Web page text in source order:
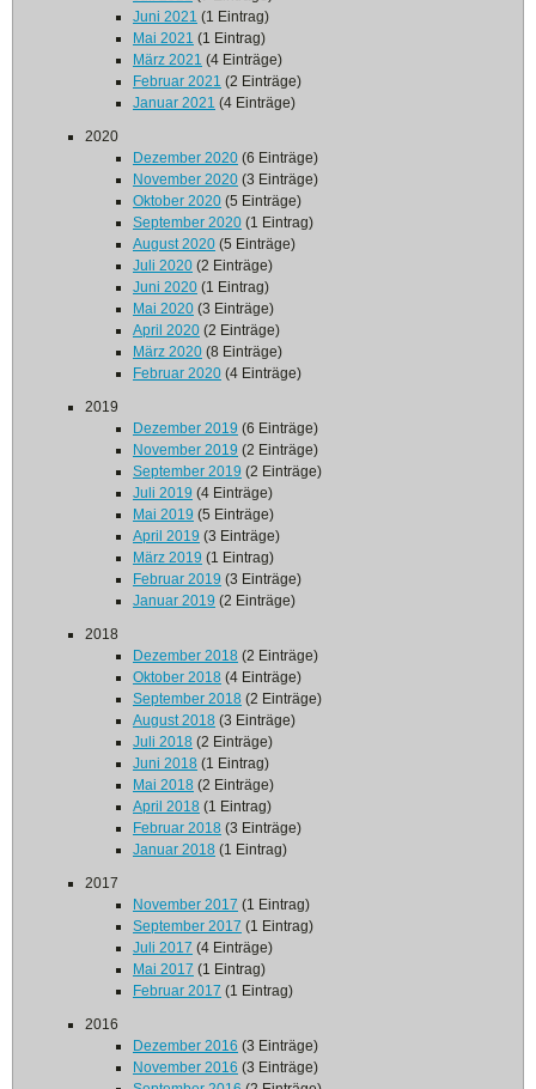
Juni 2021 (1 Eintrag)
Mai 2021 (1 Eintrag)
März 2021 (4 Einträge)
Februar 2021 (2 Einträge)
Januar 2021 (4 Einträge)
2020
Dezember 2020 (6 Einträge)
November 2020 (3 Einträge)
Oktober 2020 (5 Einträge)
September 2020 (1 Eintrag)
August 2020 (5 Einträge)
Juli 2020 (2 Einträge)
Juni 2020 (1 Eintrag)
Mai 2020 (3 Einträge)
April 2020 (2 Einträge)
März 2020 (8 Einträge)
Februar 2020 (4 Einträge)
2019
Dezember 2019 (6 Einträge)
November 2019 (2 Einträge)
September 2019 (2 Einträge)
Juli 2019 (4 Einträge)
Mai 2019 (5 Einträge)
April 2019 (3 Einträge)
März 2019 (1 Eintrag)
Februar 2019 (3 Einträge)
Januar 2019 (2 Einträge)
2018
Dezember 2018 (2 Einträge)
Oktober 2018 (4 Einträge)
September 2018 (2 Einträge)
August 2018 (3 Einträge)
Juli 2018 (2 Einträge)
Juni 2018 (1 Eintrag)
Mai 2018 (2 Einträge)
April 2018 (1 Eintrag)
Februar 2018 (3 Einträge)
Januar 2018 (1 Eintrag)
2017
November 2017 (1 Eintrag)
September 2017 (1 Eintrag)
Juli 2017 (4 Einträge)
Mai 2017 (1 Eintrag)
Februar 2017 (1 Eintrag)
2016
Dezember 2016 (3 Einträge)
November 2016 (3 Einträge)